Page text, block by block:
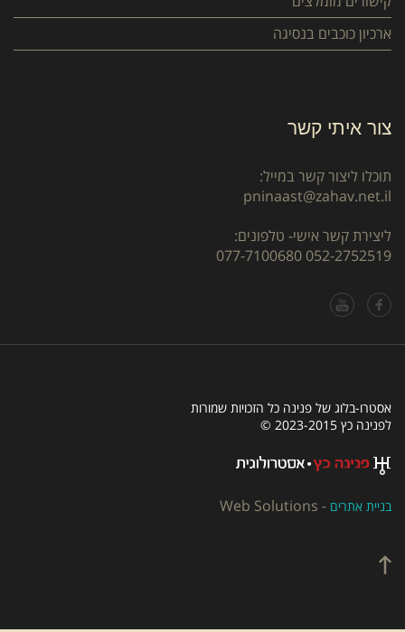
ארכיון כוכבים בנסיגה
צור איתי קשר
תוכלו ליצור קשר במייל:
pninaast@zahav.net.il
ליצירת קשר אישי- טלפונים:
052-2752519
077-7100680
אסטרו-בלוג של פנינה כל הזכויות שמורות
לפנינה כץ 2023-2015 ©
בניית אתרים -
Web Solutions